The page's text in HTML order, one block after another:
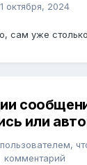
октября, 2024
сам уже
или
комментарий